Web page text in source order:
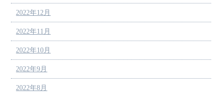
2022年12月
2022年11月
2022年10月
2022年9月
2022年8月